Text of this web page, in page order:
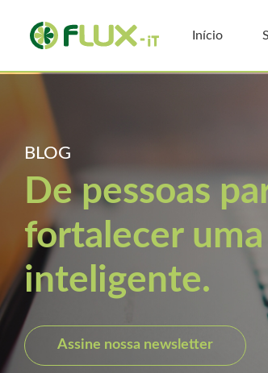
Início
BLOG
De pessoas
fortalecer
inteligente.
Assine nossa newsletter